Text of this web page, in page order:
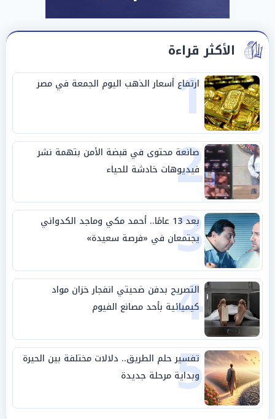
الأكثر قراءة
1
ارتفاع أسعار الذهب اليوم الجمعة في مصر
2
صانعة محتوى في قبضة الأمن بتهمة نشر
فيديوهات خادشة للحياء
3 بعد 13 عامًا.. أحمد مكي وماجد الكدواني
يجتمعان في «فرصة سعيدة»
4
التصريح بدفن ضحيتي انفجار خزان مواد
كيميائية بأحد مصانع الفيوم
5
تفسير حلم الطريق.. دلالات مختلفة بين الحيرة
وبداية مرحلة جديدة